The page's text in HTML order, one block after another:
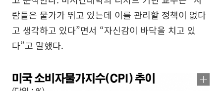
람들은 물가가 뛰고 있는데 이를 관리할 정책이 없다
고 생각하고 있다”면서 “자신감이 바닥을 치고 있
다”고 말했다.